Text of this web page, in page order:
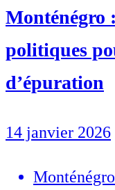
Monténégro
politiques
d’épuration
14 janvier 2026
Monténégro